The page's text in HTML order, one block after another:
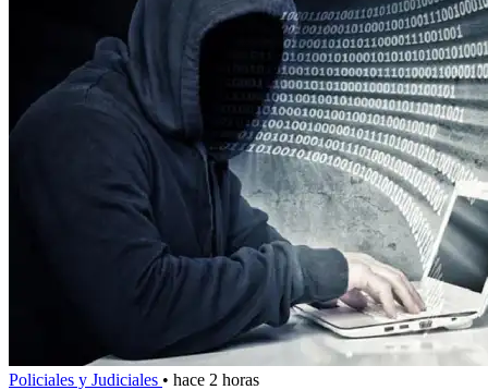
Policiales y Judiciales • hace 2 horas